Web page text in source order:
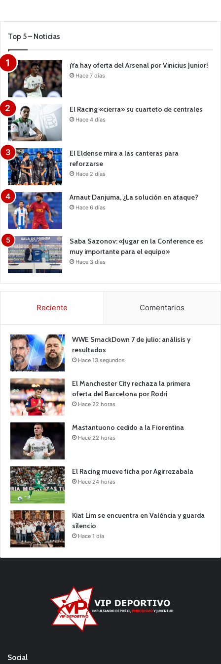
Top 5 – Noticias
¡Ya hay oferta del Arsenal por Vinicius Junior!
Hace 7 días
El Racing «cierra» su cuarteto de centrales
Hace 4 días
El Eldense mira a las canteras para
reforzarse
Hace 2 días
Arnaut Danjuma, ¿La solución en ataque?
Hace 6 días
Saba Sazonov: «Jugar en la Conference es
muy importante para el equipo»
Hace 3 días
Reciente Comentarios
WWE SmackDown 7 de julio: análisis y
resultados
Hace 13 segundos
El Manchester City rechaza la primera
oferta del Barcelona por Rodri
Hace 22 horas
Mastantuono cedido a la Fiorentina
Hace 22 horas
El Racing mueve ficha por Agirrezabala
Hace 24 horas
Kiat Lim se encuentra en València y guarda
silencio
Hace 1 día
Social